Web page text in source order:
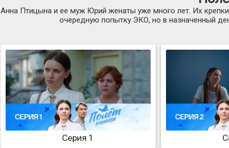
Анна Птицына и ее муж Юрий женаты уже много лет. Их
очередную попытку ЭКО, но в назначенный
Серия 1